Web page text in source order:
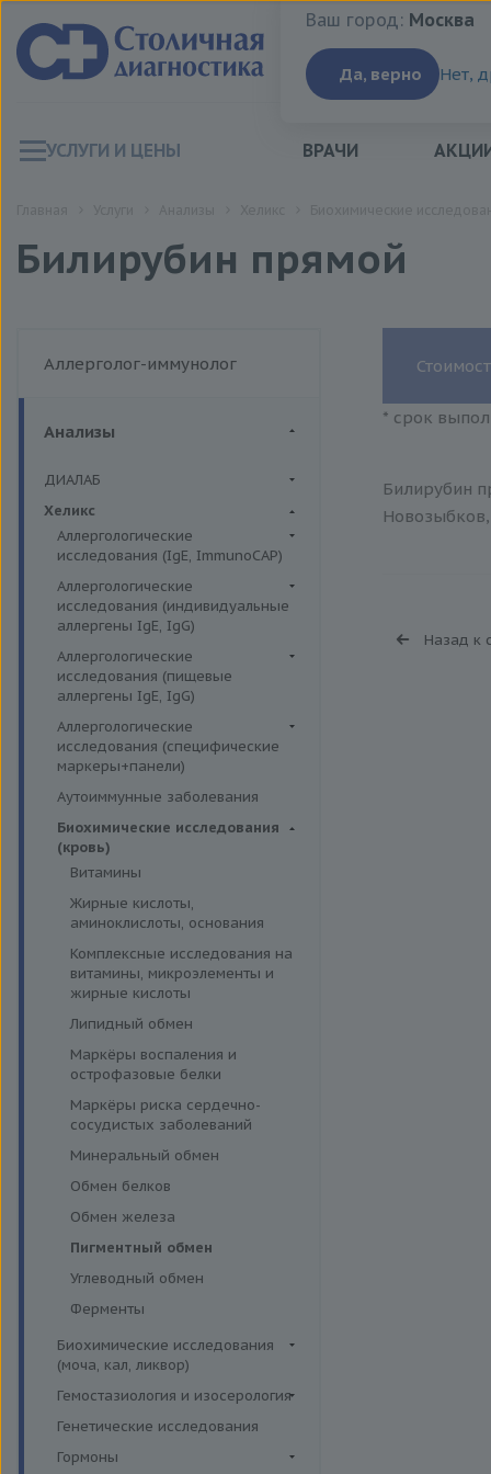
Ваш город:Москва
Ваш город: Москва
Да, верно Нет,
УСЛУГИ И ЦЕНЫ ВРАЧИ
Билирубин прямой
Аллерголог-иммунолог
Анализы
ДИАЛАБ
Биохимия крови
Хеликс
Аллергологические
исследования (IgE, ImmunoCAP)
Аллергены животных
Аллергены пыльцы
Бытовые аллергены
Пищевые аллегрены
Аллергологические
исследования (индивидуальные
аллергены IgE, IgG)
Аллергены гельминтов IgE
Аллергены деревьев IgE, IgG
Аллергены металлов IgE
Аллергены сорных трав IgE
Аллергены трав IgE
Бытовые аллергены IgE, IgG
Инсектные аллергены IgE
Лекарственные аллергены IgE,
IgG
Прочие аллергены IgE, IgG
Аллергологические
исследования (пищевые
аллергены IgE, IgG)
Пищевые аллегрены IgE
Пищевые аллегрены IgG
Аллергологические
исследования (специфические
маркеры+панели)
Неспецифические маркеры
аллергических реакций
Определение специфических
иммуноглобулинов класса G
иммуноглобулинов класса Е
Прогнозирование
эффективности АСИТ
Симптомные профили
Скрининговые исследования
Аутоиммунные заболевания
Биохимические исследования
(кровь)
Витамины
Жирные кислоты,
аминоклислоты, основания
Комплексные исследования на
витамины, микроэлементы и
жирные кислоты
Липидный обмен
Маркёры воспаления и
острофазовые белки
Маркёры риска сердечно-
сосудистых заболеваний
Минеральный обмен
Обмен белков
Обмен железа
Пигментный обмен
Углеводный обмен
Ферменты
Биохимические исследования
(моча, кал, ликвор)
Ликвор
Гемостазиология и изосерология
Гемостазиология
Иммуногематология
Генетические исследования
Гормоны
* срок
Билирубин
Назад к